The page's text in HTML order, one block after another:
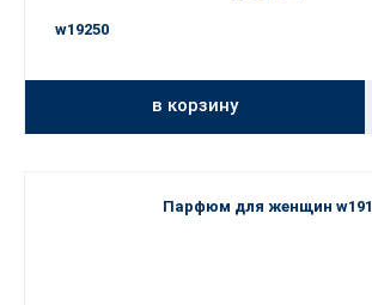
w19250
в корзину
Парфюм для женщин w191